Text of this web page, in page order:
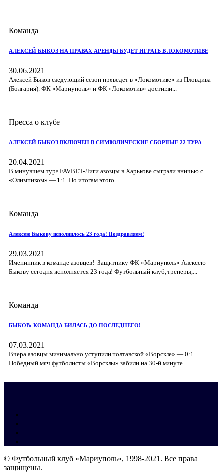
Команда
АЛЕКСЕЙ БЫКОВ НА ПРАВАХ АРЕНДЫ БУДЕТ ИГРАТЬ В ЛОКОМОТИВЕ
30.06.2021
Алексей Быков следующий сезон проведет в «Локомотиве» из Пловдива
(Болгария). ФК «Мариуполь» и ФК «Локомотив» достигли...
Пресса о клубе
АЛЕКСЕЙ БЫКОВ ВКЛЮЧЕН В СИМВОЛИЧЕСКИЕ СБОРНЫЕ 22 ТУРА
20.04.2021
В минувшем туре FAVBET-Лиги азовцы в Харькове сыграли вничью с
«Олимпиком» — 1:1. По итогам этого...
Команда
Алексею Быкову исполнилось 23 года! Поздравляем!
29.03.2021
Именинник в команде азовцев! Защитнику ФК «Мариуполь» Алексею
Быкову сегодня исполняется 23 года! Футбольный клуб, тренеры,...
Команда
БЫКОВ: КОМАНДА БИЛАСЬ ДО ПОСЛЕДНЕГО!
07.03.2021
Вчера азовцы минимально уступили полтавской «Ворскле» — 0:1.
Победный мяч футболисты «Ворсклы» забили на 30-й минуте...
© Футбольный клуб «Мариуполь», 1998-2021. Все права
защищены.